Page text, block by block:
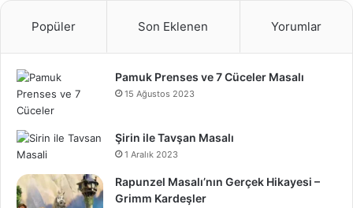
Popüler Son Eklenen Yorumlar
Pamuk Prenses ve 7 Cüceler Masalı
15 Ağustos 2023
Şirin ile Tavşan Masalı
1 Aralık 2023
Rapunzel Masalı’nın Gerçek Hikayesi –
Grimm Kardeşler